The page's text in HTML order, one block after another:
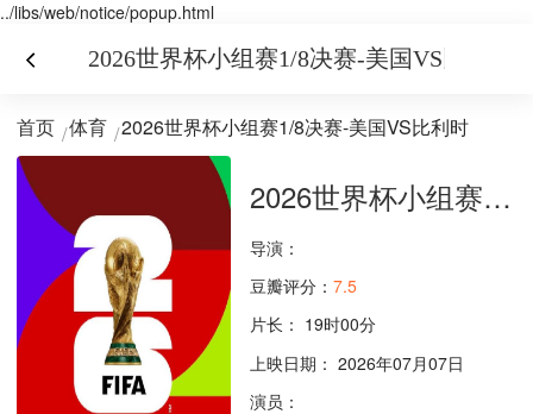
../libs/web/notice/popup.html
2026世界杯小组赛1/8决赛-美国VS比利时
首页 体育 2026世界杯小组赛1/8决赛-美国VS比利时
2026世界杯小组赛1/8决赛-美国VS比利时
导演：
豆瓣评分： 7.5
片长： 19时00分
上映日期： 2026年07月07日
演员：